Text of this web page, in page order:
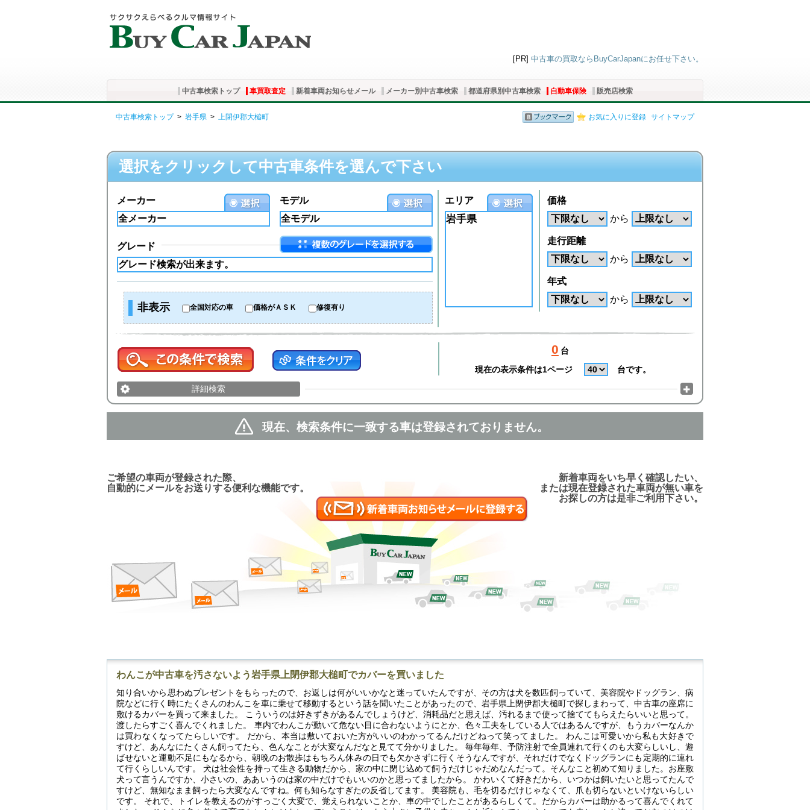
[PR] 中古車の買取ならBuyCarJapanにお任せ下さい。
中古車検索トップ 車買取査定 新着車両お知らせメール メーカー別中古車検索 都道府県別中古車検索 自動車保険 販売店検索
お気に入りに登録 サイトマップ
中古車検索トップ> 岩手県 > 上閉伊郡大槌町
選択をクリックして中古車条件を選んで下さい
モデル
メーカー
グレード
非表示 全国対応の車 価格がＡＳＫ 修復有り
エリア
岩手県
価格
から
走行距離
から
年式
から
0 台
現在の表示条件は1ページ
台です。
詳細検索
現在、検索条件に一致する車は登録されておりません。
新着車両をいち早く確認したい、
または現在登録された車両が無い車を
お探しの方は是非ご利用下さい。
ご希望の車両が登録された際、
自動的にメールをお送りする便利な機能です。
わんこが中古車を汚さないよう岩手県上閉伊郡大槌町でカバーを買いました
知り合いから思わぬプレゼントをもらったので、お返しは何がいいかなと迷っていたんですが、その方は犬を数匹飼っていて、美容院やドッグラン、病
院などに行く時にたくさんのわんこを車に乗せて移動するという話を聞いたことがあったので、岩手県上閉伊郡大槌町で探しまわって、中古車の座席に
敷けるカバーを買って来ました。 こういうのは好きずきがあるんでしょうけど、消耗品だと思えば、汚れるまで使って捨ててもらえたらいいと思って。
渡したらすごく喜んでくれました。 車内でわんこが動いて危ない目に合わないようにとか、色々工夫をしている人ではあるんですが、もうカバーなんか
は買わなくなってたらしいです。 だから、本当は敷いておいた方がいいのわかってるんだけどねって笑ってました。 わんこは可愛いから私も大好きで
すけど、あんなにたくさん飼ってたら、色んなことが大変なんだなと見てて分かりました。 毎年毎年、予防注射で全員連れて行くのも大変らしいし、遊
ばせないと運動不足にもなるから、朝晩のお散歩はもちろん休みの日でも欠かさずに行くそうなんですが、それだけでなくドッグランにも定期的に連れ
て行くらしいんです。 犬は社会性を持って生きる動物だから、家の中に閉じ込めて飼うだけじゃだめなんだって。そんなこと初めて知りました。お座敷
犬って言うんですか、小さいの、ああいうのは家の中だけでもいいのかと思ってましたから。 かわいくて好きだから、いつかは飼いたいと思ってたんで
すけど、無知なまま飼ったら大変なんですね。何も知らなすぎたの反省してます。 美容院も、毛を切るだけじゃなくて、爪も切らないといけないらしい
です。 それで、トイレを教えるのがすっごく大変で、覚えられないことか、車の中でしたことがあるらしくて。だからカバーは助かるって喜んでくれて